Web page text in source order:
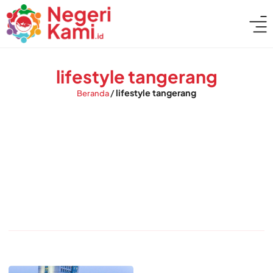
lifestyle tangerang
Beranda/lifestyle tangerang